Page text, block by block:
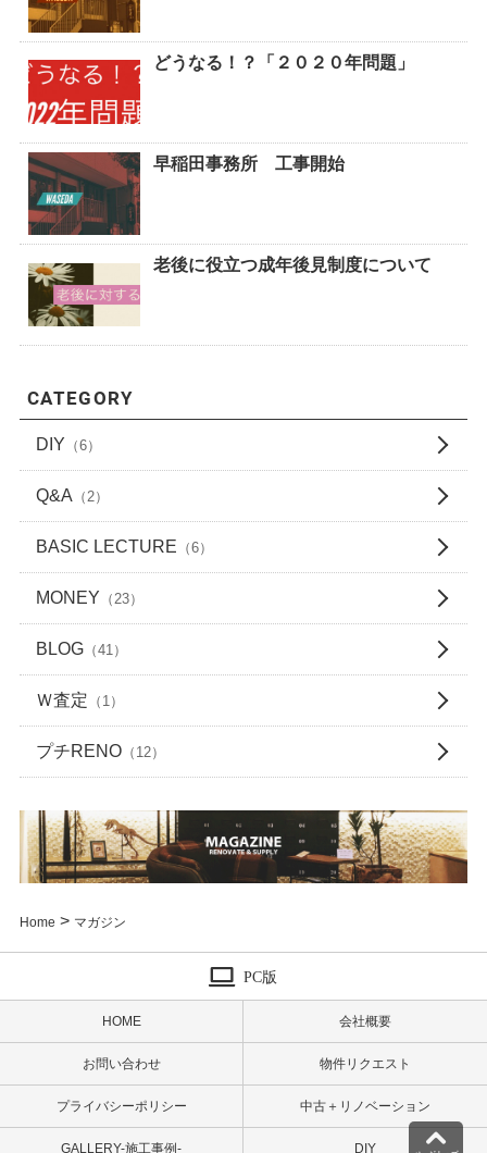
どうなる！？「２０２０年問題」
早稲田事務所 工事開始
老後に役立つ成年後見制度について
CATEGORY
DIY （6）
Q&A（2）
BASIC LECTURE （6）
MONEY （23）
BLOG（41）
Ｗ査定 （1）
プチRENO（12）
Home > マガジン
PC版
HOME 会社概要
お問い合わせ 物件リクエスト
プライバシーポリシー 中古＋リノベーション
GALLERY-施工事例- DIY